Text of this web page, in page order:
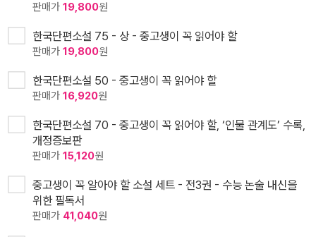
판매가 19,800원
한국단편소설 75 - 상 - 중고생이 꼭 읽어야 할
판매가 19,800원
한국단편소설 50 - 중고생이 꼭 읽어야 할
판매가 16,920원
한국단편소설 70 - 중고생이 꼭 읽어야 할, ‘인물 관계도’ 수록,
개정증보판
판매가 15,120원
중고생이 꼭 알아야 할 소설 세트 - 전3권 - 수능 논술 내신을
위한 필독서
판매가 41,040원